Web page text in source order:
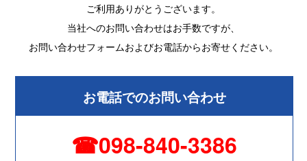
ご利用ありがとうございます。
当社へのお問い合わせはお手数ですが、
お問い合わせフォームおよびお電話からお寄せください。
お電話でのお問い合わせ
☎098-840-3386